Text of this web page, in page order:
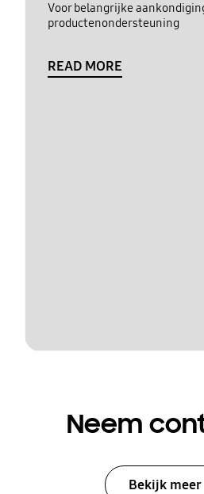
Voor belangrijke
productenondersteuning
READ MORE
Neem
Bekijk meer